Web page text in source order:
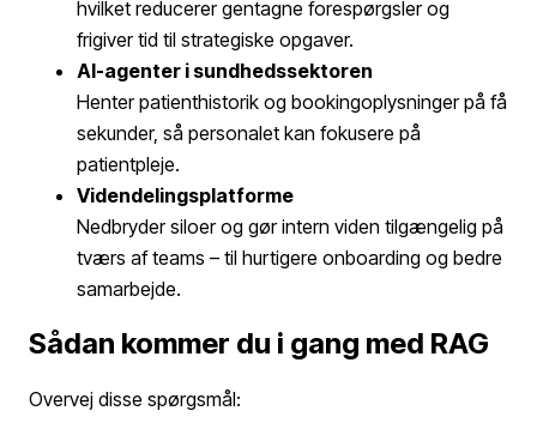
hvilket reducerer gentagne forespørgsler og
frigiver tid til strategiske opgaver.
AI-agenter i sundhedssektoren
Henter patienthistorik og bookingoplysninger på få
sekunder, så personalet kan fokusere på
patientpleje.
Videndelingsplatforme
Nedbryder siloer og gør intern viden tilgængelig på
tværs af teams – til hurtigere onboarding og bedre
samarbejde.
Sådan kommer du i gang med RAG
Overvej disse spørgsmål: